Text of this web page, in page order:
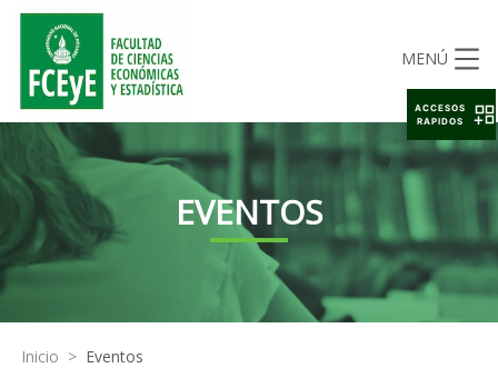
MENÚ
EVENTOS
Inicio > Eventos
ACCESOS
RAPIDOS